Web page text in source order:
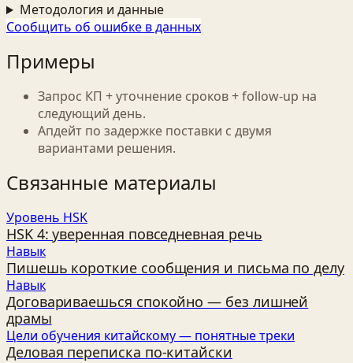
Методология и данные
Сообщить об ошибке в данных
Примеры
Запрос КП + уточнение сроков + follow‑up на
следующий день.
Апдейт по задержке поставки с двумя
вариантами решения.
Связанные материалы
Уровень HSK
HSK 4: уверенная повседневная речь
Навык
Пишешь короткие сообщения и письма по делу
Навык
Договариваешься спокойно — без лишней
драмы
Цели обучения китайскому — понятные треки
Деловая переписка по‑китайски